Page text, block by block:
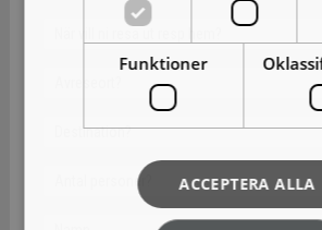
Funktioner
ACCEPTERA ALLA